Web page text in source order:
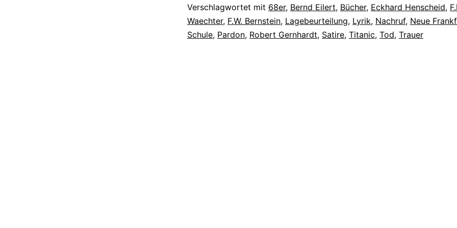
Verschlagwortet mit 68er, Bernd Eilert, Bücher, Eckhard Henscheid,
Waechter, F.W. Bernstein, Lagebeurteilung, Lyrik, Nachruf, Neue
Schule, Pardon, Robert Gernhardt, Satire, Titanic, Tod, Trauer